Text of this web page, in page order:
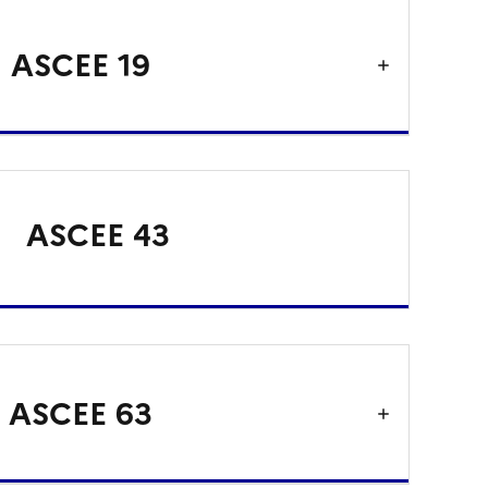
ASCEE 19
ASCEE 43
ASCEE 63